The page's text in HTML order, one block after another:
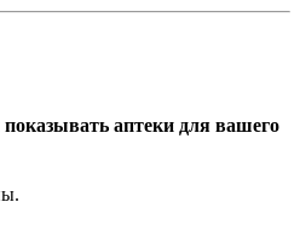
аптеки для вашего